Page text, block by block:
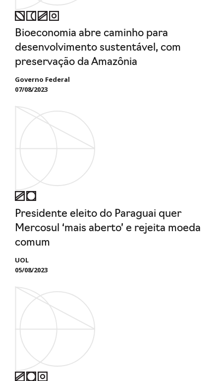
Bioeconomia abre caminho para
desenvolvimento sustentável, com
preservação da Amazônia
Governo Federal
07/08/2023
Presidente eleito do Paraguai quer
Mercosul ‘mais aberto’ e rejeita moeda
comum
UOL
05/08/2023